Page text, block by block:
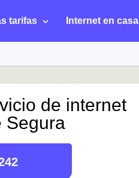
tarifas Internet en casa
de internet
Segura